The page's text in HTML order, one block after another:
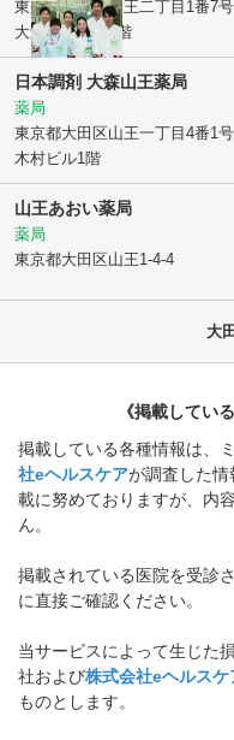
東京都大田区山王二丁目1番7号
大森神興ビル1階
日本調剤 大森山王薬局
薬局
東京都大田区山王一丁目4番1号
木村ビル1階
山王あおい薬局
薬局
東京都大田区山王1-4-4
大
《掲載してい
掲載している各種情報は、
社eヘルスケアが調査した
載に努めておりますが、内
ん。
掲載されている医院を受診
に直接ご確認ください。
当サービスによって生じた
社および株式会社eヘルスケ
ものとします。